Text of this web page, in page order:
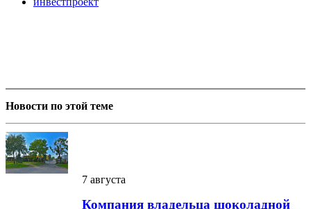
Новости по этой теме
7 августа
Компания владельца шоколадной